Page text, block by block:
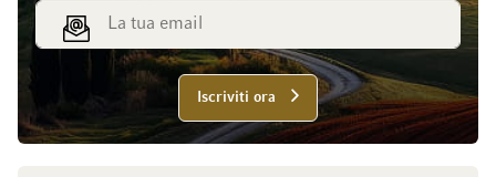
Indirizzo email
Iscriviti ora